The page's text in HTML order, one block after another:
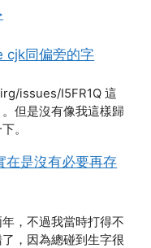
cjk同偏旁的字
issues/I5FR1Q 這
但是沒有像我這樣歸
。
在是沒有必要再存
，不過我當時打得不
，因為總碰到生字很